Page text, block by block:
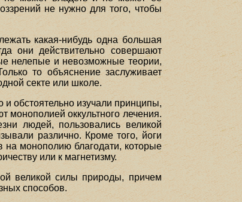
не нужно для того, чтобы
какая-нибудь одна большая
они действительно совершают
нелепые и невозможные теории,
то объяснение заслуживает
секте или школе.
обстоятельно изучали принципы,
оккультного лечения.
людей, пользовались великой
различно. Кроме того, йоги
на монополию благодати, которые
или к магнетизму.
великой силы природы, причем
способов.